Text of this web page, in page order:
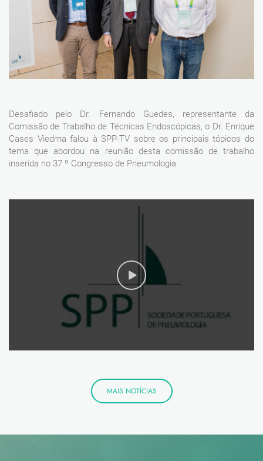
Desafiado pelo Dr. Fernando Guedes, representante da
Comissão de Trabalho de Técnicas Endoscópicas, o Dr. Enrique
Cases Viedma falou à SPP-TV sobre os principais tópicos do
tema que abordou na reunião desta comissão de trabalho
inserida no 37.º Congresso de Pneumologia.
MAIS NOTÍCIAS